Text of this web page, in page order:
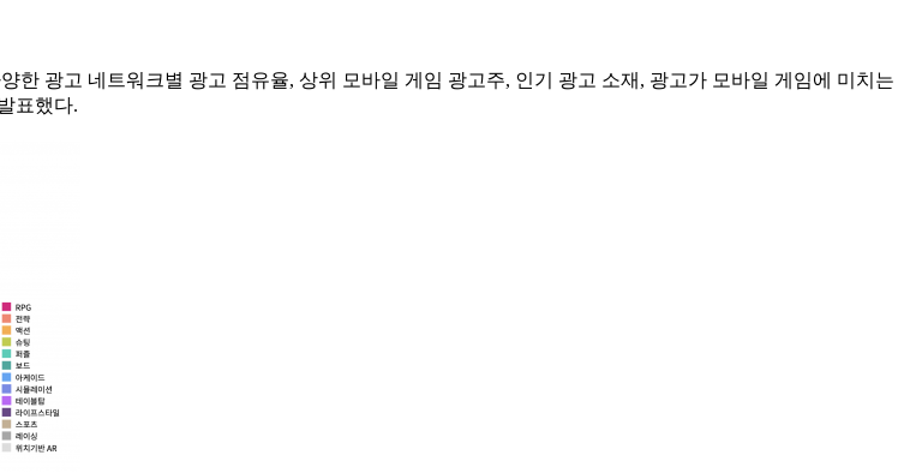
한 광고 네트워크별 광고 점유율, 상위 모바일 게임 광고주, 인기 광고 소재, 광고가 모바일 게임에 미치는
표했다.